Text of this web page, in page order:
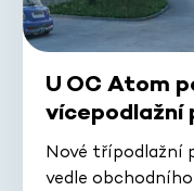
U OC Atom
vícepodlažní
Nové třípodlažní
vedle